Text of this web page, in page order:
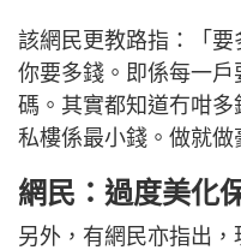
該網民更教路指：「
你要多錢。即係每一
碼。其實都知道冇咁
私樓係最小錢。做就做
網民：過度美化
另外，有網民亦指出